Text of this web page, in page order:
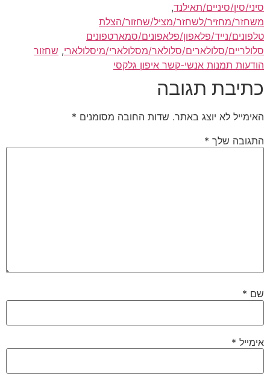
סיני/סין/סיניים/תאילנד,
משחזר/מחזיר/לשחזר/מציל/שחזור/הצלת
טלפונים/נייד/פלאפון/פלאפונים/סמארטפונים
סלולריים/סלולארים/סלולאר/מסלולארי/מיסלולארי, שחזור
הודעות תמנות אנשי-קשר איפון גלקסי
כתיבת תגובה
האימייל לא יוצג באתר. שדות החובה מסומנים *
התגובה שלך *
שם *
אימייל *